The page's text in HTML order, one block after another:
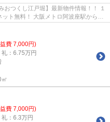
おつくし江戸堀】最新物件情報！！ １
ト無料！ 大阪メトロ阿波座駅から徒
費 7,000円)
：6.75万円
費 7,000円)
：6.3万円